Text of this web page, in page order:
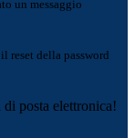
un messaggio
reset della password
posta elettronica!